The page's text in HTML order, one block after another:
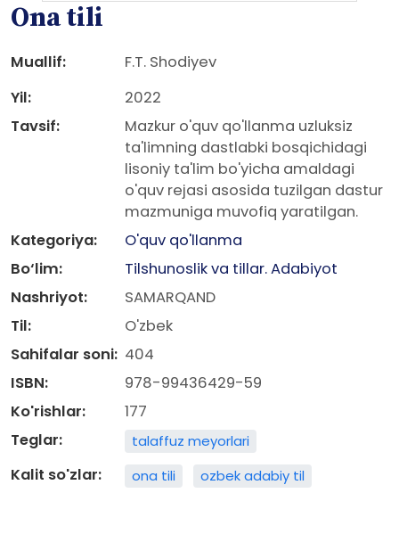
Ona tili
Muallif:
F.T. Shodiyev
Yil:
2022
Tavsif:
Mazkur o'quv qo'llanma uzluksiz
ta'limning dastlabki bosqichidagi
lisoniy ta'lim bo'yicha amaldagi
o'quv rejasi asosida tuzilgan dastur
mazmuniga muvofiq yaratilgan.
Kategoriya:
O'quv qo'llanma
Bo‘lim:
Tilshunoslik va tillar. Adabiyot
Nashriyot:
SAMARQAND
Til:
O'zbek
Sahifalar soni: 404
ISBN:
978-99436429-59
Ko'rishlar:
177
Teglar:
talaffuz meyorlari
Kalit so'zlar: ona tili ozbek adabiy til